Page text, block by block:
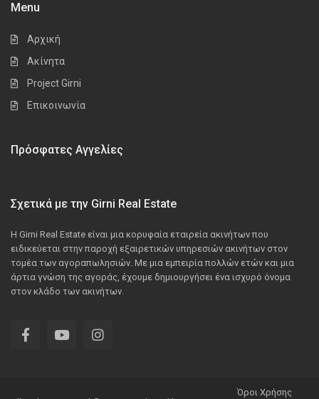
Menu
Αρχική
Ακίνητα
Project Girni
Επικοινωνία
Πρόσφατες Αγγελίες
Σχετικά με την Girni Real Estate
Η Girni Real Estate είναι μια κορυφαία εταιρεία ακινήτων που
ειδικεύεται στην παροχή εξαιρετικών υπηρεσιών ακινήτων στον
τομέα των αγοραπωλησιών. Με μια εμπειρία πολλών ετών και μια
άρτια γνώση της αγοράς, έχουμε δημιουργήσει ένα ισχυρό όνομα
στον κλάδο των ακινήτων.
Όροι Χρήσης